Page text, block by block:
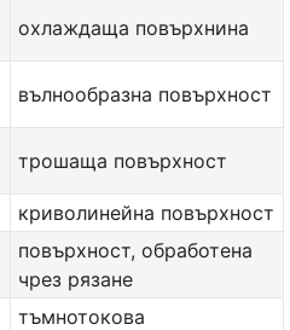
охлаждаща повърхнина
вълнообразна повърхност
трошаща повърхност
криволинейна повърхност
повърхност, обработена
чрез рязане
тъмнотокова